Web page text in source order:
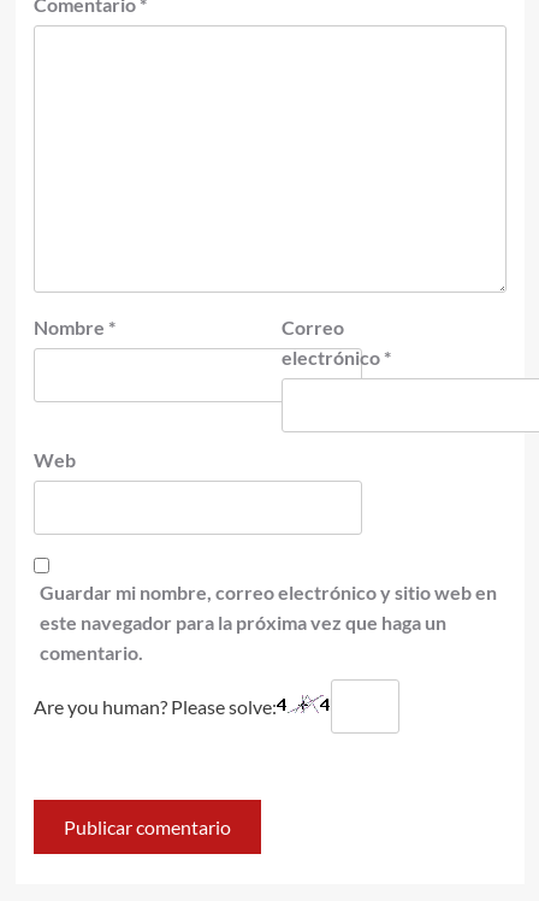
Nombre *
Correo
electrónico *
Web
Guardar mi nombre, correo electrónico y sitio web en
este navegador para la próxima vez que haga un
comentario.
Are you human? Please solve: